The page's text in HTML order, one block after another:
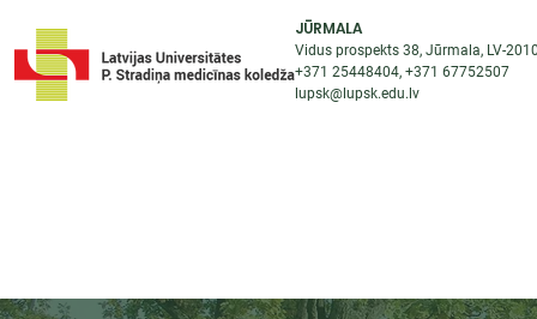
JŪRMALA
Vidus prospekts 38, Jūrmala, LV-
+371 25448404, +371 67752507
lupsk@lupsk.edu.lv